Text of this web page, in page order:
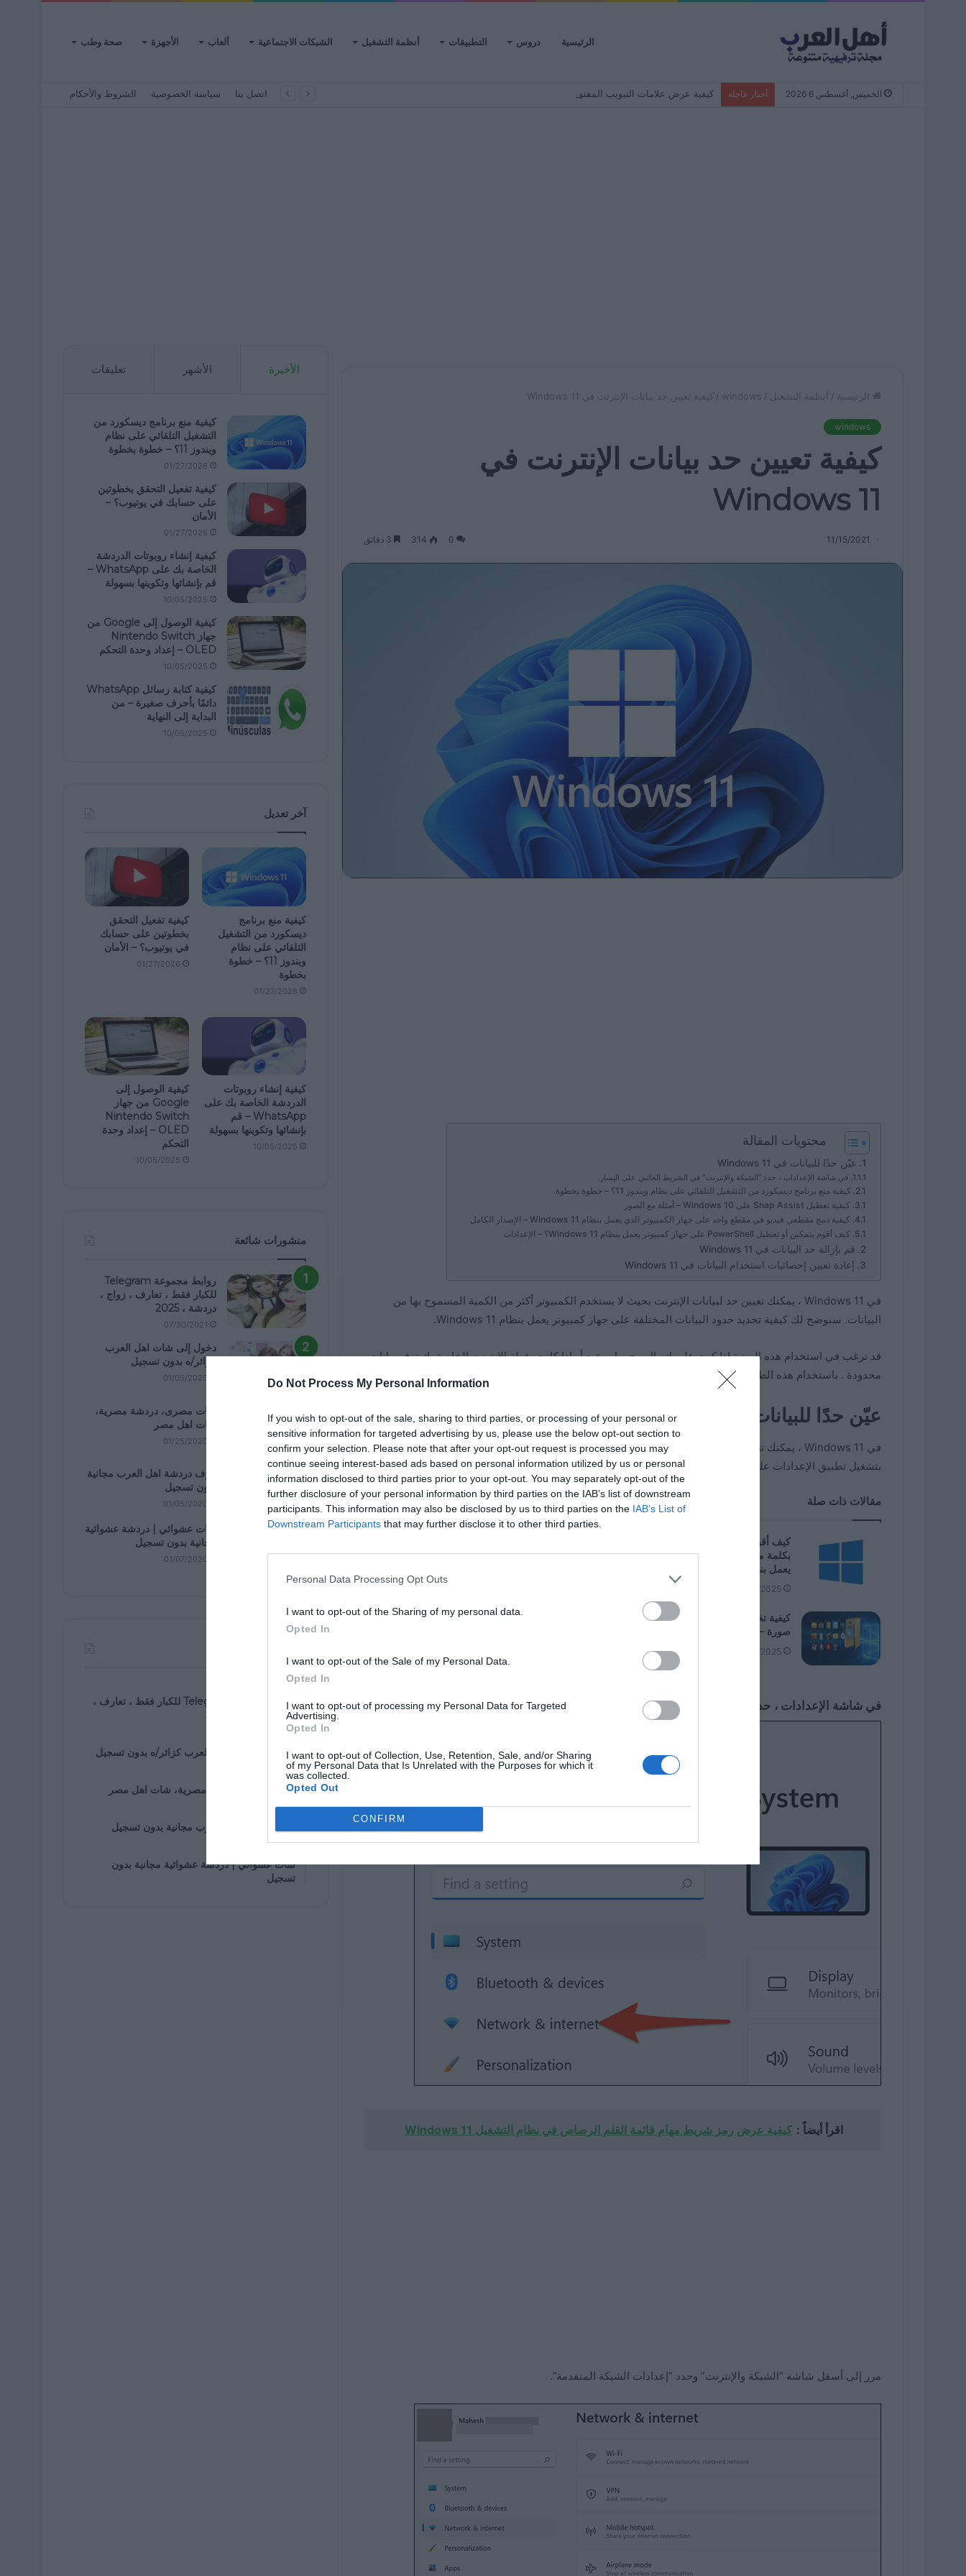
Do Not Process My Personal Information
If you wish to opt-out of the sale, sharing to third parties, or processing of your personal or
sensitive information for targeted advertising by us, please use the below opt-out section to
confirm your selection. Please note that after your opt-out request is processed you may
continue seeing interest-based ads based on personal information utilized by us or personal
information disclosed to third parties prior to your opt-out. You may separately opt-out of the
further disclosure of your personal information by third parties on the IAB’s list of downstream
participants. This information may also be disclosed by us to third parties on the IAB’s List of
Downstream Participants that may further disclose it to other third parties.
Personal Data Processing Opt Outs
I want to opt-out of the Sharing of my personal data.
Opted In
I want to opt-out of the Sale of my Personal Data.
Opted In
I want to opt-out of processing my Personal Data for Targeted
Advertising.
Opted In
I want to opt-out of Collection, Use, Retention, Sale, and/or Sharing
of my Personal Data that Is Unrelated with the Purposes for which it
was collected.
Opted Out
CONFIRM
الرئيسية دروس التطبيقات أنظمة التشغيل الشبكات الاجتماعية ألعاب الأجهزة صحة وطب
الخميس, أغسطس 6 2026 أخبار عاجلة كيفية عرض علامات التبويب المفتوحة على جهاز Android من جهاز كمبيوتر – مزامنة المتصفح اتصل بنا سياسة الخصوصية الشروط والأحكام
الرئيسية / أنظمة التشغيل /
windows
/ كيفية تعيين حد بيانات الإنترنت في Windows 11
windows
كيفية تعيين حد بيانات الإنترنت في
Windows 11
11/15/2021
0
314
محتويات المقالة
عيّن حدًا للبيانات في Windows 11
في شاشة الإعدادات ، حدد “الشبكة والإنترنت” في الشريط الجانبي على اليسار.
كيفية منع برنامج ديسكورد من التشغيل التلقائي على نظام ويندوز 11؟ – خطوة بخطوة
كيفية تعطيل Snap Assist على Windows 10 – أمثلة مع الصور
كيفية دمج مقطعي فيديو في مقطع واحد على جهاز الكمبيوتر الذي يعمل بنظام Windows 11 – الإصدار الكامل
كيف أقوم بتمكين أو تعطيل PowerShell على جهاز كمبيوتر يعمل بنظام Windows 11؟ – الإعدادات
قم بإزالة حد البيانات في Windows 11
إعادة تعيين إحصائيات استخدام البيانات في Windows 11
في Windows 11 ، يمكنك تعيين حد لبيانات الإنترنت بحيث لا يستخدم الكمبيوتر أكثر من الكمية المسموح بها من
البيانات. سنوضح لك كيفية تحديد حدود البيانات المختلفة على جهاز كمبيوتر يعمل بنظام Windows 11.
قد ترغب في استخدام هذه الميزة إذا كنت على اتصال محمول مقيد أو إذا كانت خطة الإنترنت الخاصة بك توفر بيانات
محدودة . باستخدام هذه الطريقة ، ستعرف متى توشك على الوصول إلى حد البيانات المسموح به.
عيّن حدًا للبيانات في Windows 11
في Windows 11 ، يمكنك تعيين حد بيانات فردي لكل شبكة Wi-Fi. يمكنك أيضًا تعيين حد لاتصال Ethernet. للبدء ، قم
بتشغيل تطبيق الإعدادات على جهاز الكمبيوتر الخاص بك. للقيام بذلك بسرعة ، اضغط على Windows + i.
مقالات ذات صلة
بكلمة مرور عند استخدام جهاز كمبيوتر
يعمل بنظام Windows 11؟
09/06/2025
الكمبيوتر الذي يعمل بنظام
كيفية تخصيص أيقونات المجلد وإضافة
صورة – Windows 11
08/02/2025
كيفية تغيير حجم الخط ونمطه في
في شاشة الإعدادات ، حدد “الشبكة والإنترنت” في الشريط الجانبي على اليسار.
اقرأ أيضاً : كيفية عرض رمز شريط مهام قائمة القلم الرصاص في نظام التشغيل Windows 11
مرر إلى أسفل شاشة “الشبكة والإنترنت” وحدد “إعدادات الشبكة المتقدمة”.
الأخيرة الأشهر تعليقات
كيفية منع برنامج ديسكورد من
التشغيل التلقائي على نظام
ويندوز 11؟ – خطوة بخطوة
01/27/2026
كيفية تفعيل التحقق بخطوتين
على حسابك في يوتيوب؟ –
الأمان
01/27/2026
كيفية إنشاء روبوتات الدردشة
الخاصة بك على WhatsApp –
قم بإنشائها وتكوينها بسهولة
10/05/2025
كيفية الوصول إلى Google من
جهاز Nintendo Switch
OLED – إعداد وحدة التحكم
10/05/2025
كيفية كتابة رسائل WhatsApp
دائمًا بأحرف صغيرة – من
البداية إلى النهاية
10/05/2025
آخر تعديل
كيفية منع برنامج
ديسكورد من التشغيل
التلقائي على نظام
ويندوز 11؟ – خطوة
بخطوة
01/27/2026
كيفية تفعيل التحقق
بخطوتين على حسابك
في يوتيوب؟ – الأمان
01/27/2026
كيفية إنشاء روبوتات
الدردشة الخاصة بك على
WhatsApp – قم
بإنشائها وتكوينها بسهولة
10/05/2025
كيفية الوصول إلى
Google من جهاز
Nintendo Switch
OLED – إعداد وحدة
التحكم
10/05/2025
منشورات شائعة
روابط مجموعة Telegram
للكبار فقط ، تعارف ، زواج ،
دردشة ، 2025
07/30/2021
دخول إلى شات اهل العرب
كزائر/ه بدون تسجيل
01/05/2020
شات مصرى، دردشة مصرية،
شات اهل مصر
01/25/2020
غرف دردشة اهل العرب مجانية
بدون تسجيل
01/05/2020
شات عشوائي | دردشة عشوائية
مجانية بدون تسجيل
01/07/2020
07/30/2021
روابط مجموعة Telegram للكبار فقط ، تعارف ،
زواج ، دردشة ، 2025
دخول إلى شات اهل العرب كزائر/ه بدون تسجيل
01/25/2020
شات مصرى، دردشة مصرية، شات اهل مصر
غرف دردشة اهل العرب مجانية بدون تسجيل
شات عشوائي | دردشة عشوائية مجانية بدون
تسجيل